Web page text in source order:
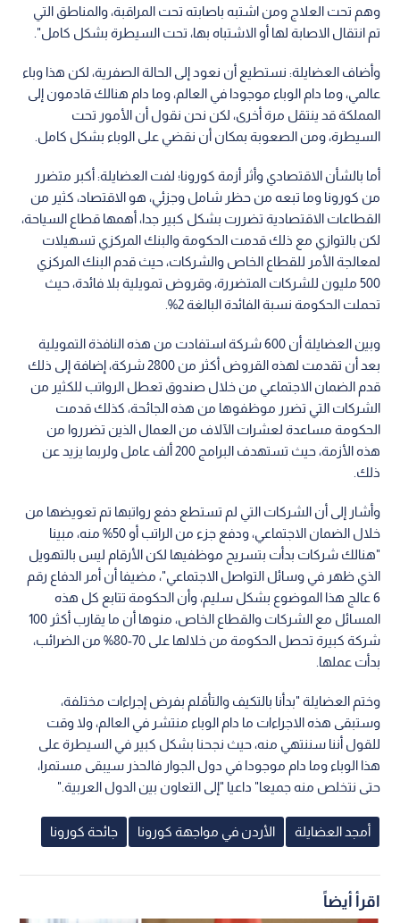
وهم تحت العلاج ومن اشتبه باصابته تحت المراقبة، والمناطق التي
تم انتقال الاصابة لها أو الاشتباه بها، تحت السيطرة بشكل كامل".
وأضاف العضايلة: نستطيع أن نعود إلى الحالة الصفرية، لكن هذا وباء
عالمي، وما دام الوباء موجودا في العالم، وما دام هنالك قادمون إلى
المملكة قد ينتقل مرة أخرى، لكن نحن نقول أن الأمور تحت
السيطرة، ومن الصعوبة بمكان أن نقضي على الوباء بشكل كامل.
أما بالشأن الاقتصادي وأثر أزمة كورونا؛ لفت العضايلة: أكبر متضرر
من كورونا وما تبعه من حظر شامل وجزئي، هو الاقتصاد، كثير من
القطاعات الاقتصادية تضررت بشكل كبير جدا، أهمها قطاع السياحة،
لكن بالتوازي مع ذلك قدمت الحكومة والبنك المركزي تسهيلات
لمعالجة الأمر للقطاع الخاص والشركات، حيث قدم البنك المركزي
500 مليون للشركات المتضررة، وقروض تمويلية بلا فائدة، حيث
تحملت الحكومة نسبة الفائدة البالغة 2%.
وبين العضايلة أن 600 شركة استفادت من هذه النافذة التمويلية
بعد أن تقدمت لهذه القروض أكثر من 2800 شركة، إضافة إلى ذلك
قدم الضمان الاجتماعي من خلال صندوق تعطل الرواتب للكثير من
الشركات التي تضرر موظفوها من هذه الجائحة، كذلك قدمت
الحكومة مساعدة لعشرات الآلاف من العمال الذين تضرروا من
هذه الأزمة، حيث تستهدف البرامج 200 ألف عامل ولربما يزيد عن
ذلك.
وأشار إلى أن الشركات التي لم تستطع دفع رواتبها تم تعويضها من
خلال الضمان الاجتماعي، ودفع جزء من الراتب أو 50% منه، مبينا
"هنالك شركات بدأت بتسريح موظفيها لكن الأرقام ليس بالتهويل
الذي ظهر في وسائل التواصل الاجتماعي"، مضيفا أن أمر الدفاع رقم
6 عالج هذا الموضوع بشكل سليم، وأن الحكومة تتابع كل هذه
المسائل مع الشركات والقطاع الخاص، منوها أن ما يقارب أكثر 100
شركة كبيرة تحصل الحكومة من خلالها على 70-80% من الضرائب،
بدأت عملها.
وختم العضايلة "بدأنا بالتكيف والتأقلم بفرض إجراءات مختلفة،
وستبقى هذه الاجراءات ما دام الوباء منتشر في العالم، ولا وقت
للقول أننا سننتهي منه، حيث نجحنا بشكل كبير في السيطرة على
هذا الوباء وما دام موجودا في دول الجوار فالحذر سيبقى مستمرا،
حتى نتخلص منه جميعا" داعيا "إلى التعاون بين الدول العربية."
أمجد العضايلة الأردن في مواجهة كورونا جائحة كورونا
اقرأ أيضاً